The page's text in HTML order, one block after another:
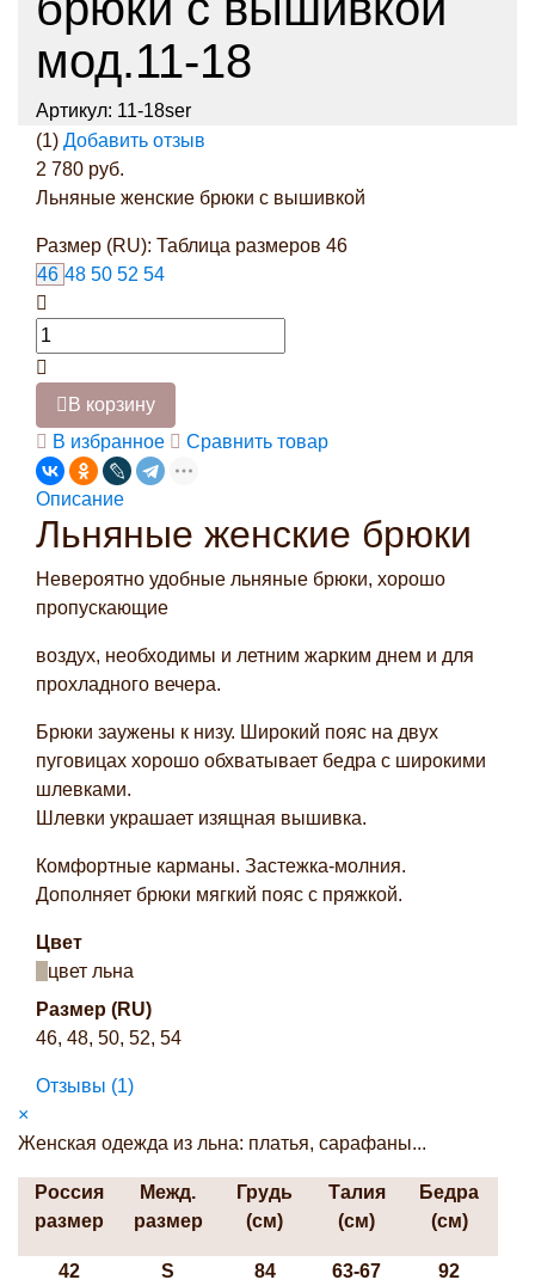
мод.11-18
Артикул: 11-18ser
(1) Добавить отзыв
2 780 руб.
Льняные женские брюки с вышивкой
Размер (RU): Таблица размеров 46
46 48 50 52 54
В корзину
В избранное
Сравнить товар
Описание
Льняные женские брюки
Невероятно удобные льняные брюки, хорошо
пропускающие
воздух, необходимы и летним жарким днем и для
прохладного вечера.
Брюки заужены к низу. Широкий пояс на двух
пуговицах хорошо обхватывает бедра с широкими
шлевками.
Шлевки украшает изящная вышивка.
Комфортные карманы. Застежка-молния.
Дополняет брюки мягкий пояс с пряжкой.
Цвет
цвет льна
Размер (RU)
46, 48, 50, 52, 54
Отзывы (1)
×
Женская одежда из льна: платья, сарафаны...
Россия
размер
Межд.
размер
Грудь
(см)
Талия
(см)
Бедра
(см)
42 S 84 63-67 92